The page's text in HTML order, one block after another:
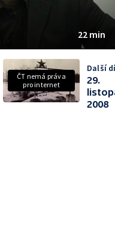
22 min
ČT nemá práva
pro internet
Další
29.
2008